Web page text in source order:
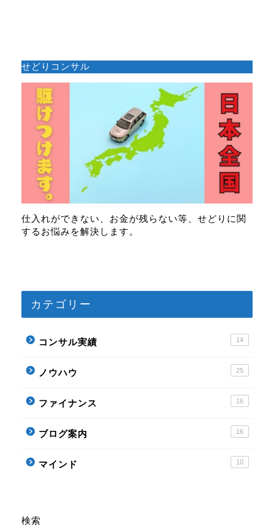
せどりコンサル
仕入れができない、お金が残らない等、せどりに関
するお悩みを解決します。
カテゴリー
コンサル実績 14
ノウハウ 25
ファイナンス 16
ブログ案内 16
マインド 10
検索